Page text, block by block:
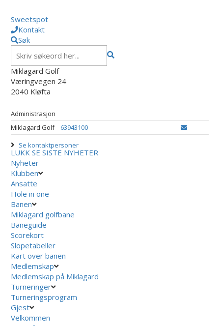
Sweetspot
Kontakt
Søk
Miklagard Golf
Væringvegen 24
2040 Kløfta
Administrasjon
Miklagard Golf
63943100
Se kontaktpersoner
LUKK SE SISTE NYHETER
Nyheter
Klubben
Ansatte
Hole in one
Banen
Miklagard golfbane
Baneguide
Scorekort
Slopetabeller
Kart over banen
Medlemskap
Medlemskap på Miklagard
Turneringer
Turneringsprogram
Gjest
Velkommen